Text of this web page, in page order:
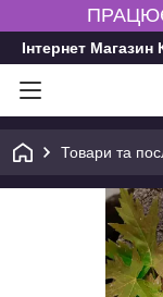
Інтернет Магазин
Товари та